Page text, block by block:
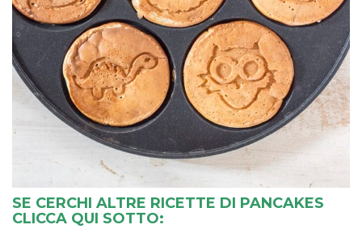
SE CERCHI ALTRE RICETTE DI PANCAKES
CLICCA QUI SOTTO: